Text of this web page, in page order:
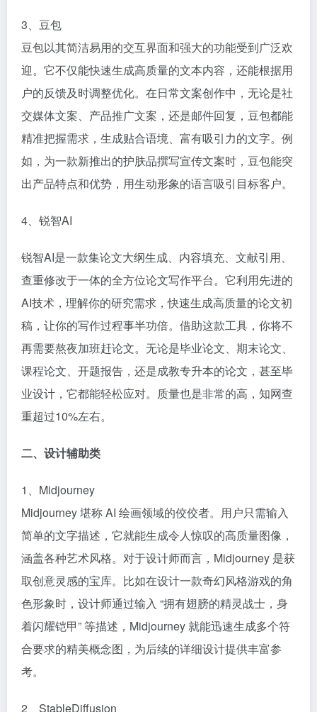
3、豆包​
豆包以其简洁易用的交互界面和强大的功能受到广泛欢
迎。它不仅能快速生成高质量的文本内容，还能根据用
户的反馈及时调整优化。在日常文案创作中，无论是社
交媒体文案、产品推广文案，还是邮件回复，豆包都能
精准把握需求，生成贴合语境、富有吸引力的文字。例
如，为一款新推出的护肤品撰写宣传文案时，豆包能突
出产品特点和优势，用生动形象的语言吸引目标客户。​
4、锐智AI
锐智AI是一款集论文大纲生成、内容填充、文献引用、
查重修改于一体的全方位论文写作平台。它利用先进的
AI技术，理解你的研究需求，快速生成高质量的论文初
稿，让你的写作过程事半功倍。借助这款工具，你将不
再需要熬夜加班赶论文。无论是毕业论文、期末论文、
课程论文、开题报告，还是成教专升本的论文，甚至毕
业设计，它都能轻松应对。质量也是非常的高，知网查
重超过10%左右。
二、设计辅助类​
1、Midjourney​
Midjourney 堪称 AI 绘画领域的佼佼者。用户只需输入
简单的文字描述，它就能生成令人惊叹的高质量图像，
涵盖各种艺术风格。对于设计师而言，Midjourney 是获
取创意灵感的宝库。比如在设计一款奇幻风格游戏的角
色形象时，设计师通过输入 “拥有翅膀的精灵战士，身
着闪耀铠甲” 等描述，Midjourney 就能迅速生成多个符
合要求的精美概念图，为后续的详细设计提供丰富参
考。​
2、StableDiffusion​